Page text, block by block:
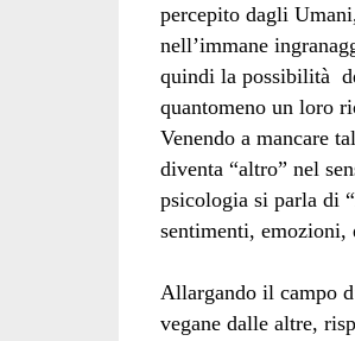
percepito dagli
nell’immane
quindi la possibilità
quantomeno un loro
Venendo a mancare
diventa “altro” nel
psicologia si parla di
sentimenti, emozioni,
Allargando il campo
vegane dalle altre,